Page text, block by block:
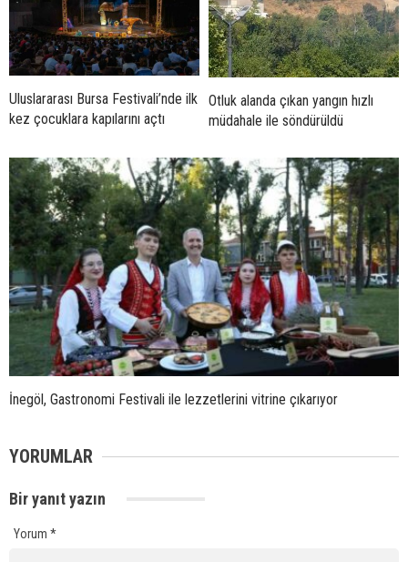
Uluslararası Bursa Festivali’nde ilk
kez çocuklara kapılarını açtı
Otluk alanda çıkan yangın hızlı
müdahale ile söndürüldü
İnegöl, Gastronomi Festivali ile lezzetlerini vitrine çıkarıyor
YORUMLAR
Bir yanıt yazın
Yorum *